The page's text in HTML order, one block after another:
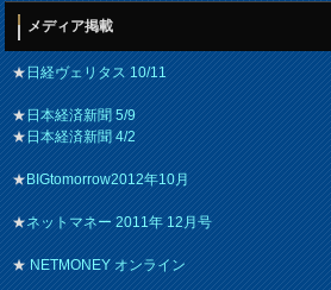
メディア掲載
★日経ヴェリタス 10/11
★日本経済新聞 5/9
★日本経済新聞 4/2
★BIGtomorrow2012年10月
★ネットマネー 2011年 12月号
★NETMONEY オンライン